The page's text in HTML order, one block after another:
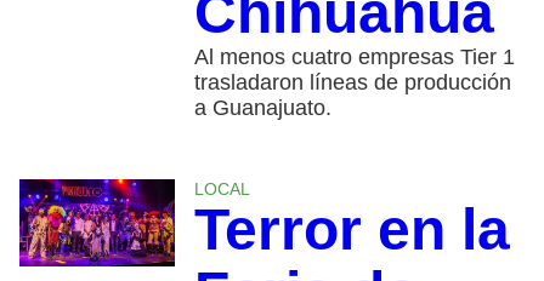
Chihuahua
Al menos cuatro empresas Tier 1
trasladaron líneas de producción
a Guanajuato.
LOCAL
Terror en la